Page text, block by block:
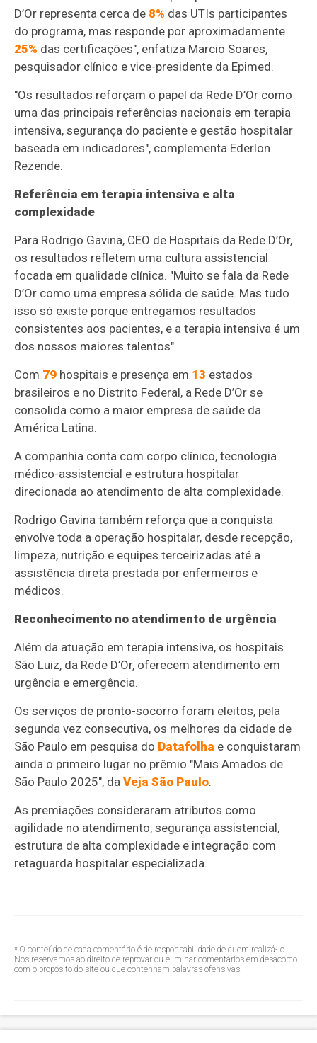
D’Or representa cerca de 8% das UTIs participantes
do programa, mas responde por aproximadamente
25% das certificações", enfatiza Marcio Soares,
pesquisador clínico e vice-presidente da Epimed.
"Os resultados reforçam o papel da Rede D’Or como
uma das principais referências nacionais em terapia
intensiva, segurança do paciente e gestão hospitalar
baseada em indicadores", complementa Ederlon
Rezende.
Referência em terapia intensiva e alta
complexidade
Para Rodrigo Gavina, CEO de Hospitais da Rede D’Or,
os resultados refletem uma cultura assistencial
focada em qualidade clínica. "Muito se fala da Rede
D’Or como uma empresa sólida de saúde. Mas tudo
isso só existe porque entregamos resultados
consistentes aos pacientes, e a terapia intensiva é um
dos nossos maiores talentos".
Com 79 hospitais e presença em 13 estados
brasileiros e no Distrito Federal, a Rede D’Or se
consolida como a maior empresa de saúde da
América Latina.
A companhia conta com corpo clínico, tecnologia
médico-assistencial e estrutura hospitalar
direcionada ao atendimento de alta complexidade.
Rodrigo Gavina também reforça que a conquista
envolve toda a operação hospitalar, desde recepção,
limpeza, nutrição e equipes terceirizadas até a
assistência direta prestada por enfermeiros e
médicos.
Reconhecimento no atendimento de urgência
Além da atuação em terapia intensiva, os hospitais
São Luiz, da Rede D’Or, oferecem atendimento em
urgência e emergência.
Os serviços de pronto-socorro foram eleitos, pela
segunda vez consecutiva, os melhores da cidade de
São Paulo em pesquisa do Datafolha e conquistaram
ainda o primeiro lugar no prêmio "Mais Amados de
São Paulo 2025", daVeja São Paulo.
As premiações consideraram atributos como
agilidade no atendimento, segurança assistencial,
estrutura de alta complexidade e integração com
retaguarda hospitalar especializada.
* O conteúdo de cada comentário é de responsabilidade de quem realizá-lo.
Nos reservamos ao direito de reprovar ou eliminar comentários em desacordo
com o propósito do site ou que contenham palavras ofensivas.